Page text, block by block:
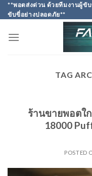
Skip
to
**พอตส่งด่วน ด้วยทีมงานผู้ขั
ขับขี่อย่างปลอดภัย**
TAG
ร้านขายพอตใ
18000
POSTED